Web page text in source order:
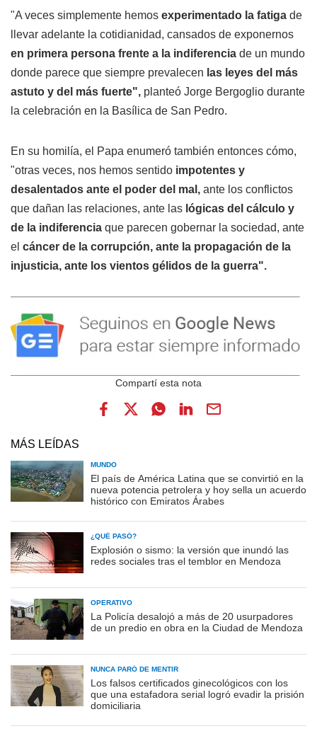
"A veces simplemente hemos experimentado la fatiga de
llevar adelante la cotidianidad, cansados de exponernos
en primera persona frente a la indiferencia de un mundo
donde parece que siempre prevalecen las leyes del más
astuto y del más fuerte", planteó Jorge Bergoglio durante
la celebración en la Basílica de San Pedro.
En su homilía, el Papa enumeró también entonces cómo,
"otras veces, nos hemos sentido impotentes y
desalentados ante el poder del mal, ante los conflictos
que dañan las relaciones, ante las lógicas del cálculo y
de la indiferencia que parecen gobernar la sociedad, ante
el cáncer de la corrupción, ante la propagación de la
injusticia, ante los vientos gélidos de la guerra".
MÁS LEÍDAS
MUNDO
El país de América Latina que se convirtió en la
nueva potencia petrolera y hoy sella un acuerdo
histórico con Emiratos Árabes
¿QUÉ PASÓ?
Explosión o sismo: la versión que inundó las
redes sociales tras el temblor en Mendoza
OPERATIVO
La Policía desalojó a más de 20 usurpadores
de un predio en obra en la Ciudad de Mendoza
NUNCA PARÓ DE MENTIR
Los falsos certificados ginecológicos con los
que una estafadora serial logró evadir la prisión
domiciliaria